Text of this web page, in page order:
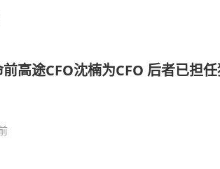
高途CFO沈楠为CFO 后者已担